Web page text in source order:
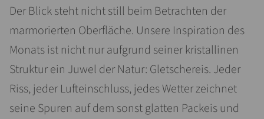
Der Blick steht nicht still beim Betrachten der
marmorierten Oberfläche. Unsere Inspiration des
Monats ist nicht nur aufgrund seiner kristallinen
Struktur ein Juwel der Natur: Gletschereis. Jeder
Riss, jeder Lufteinschluss, jedes Wetter zeichnet
seine Spuren auf dem sonst glatten Packeis und